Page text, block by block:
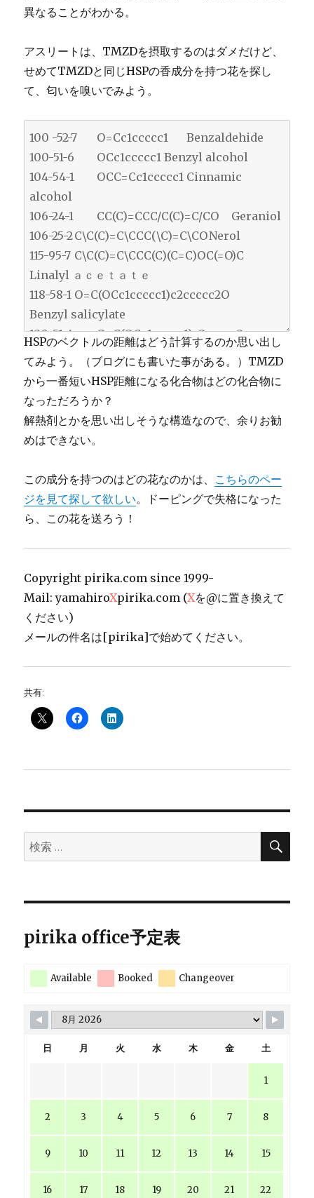
異なることがわかる。
アスリートは、TMZDを摂取するのはダメだけど、
せめてTMZDと同じHSPの香成分を持つ花を探し
て、匂いを嗅いでみよう。
HSPのベクトルの距離はどう計算するのか思い出し
てみよう。（ブログにも書いた事がある。）TMZD
から一番短いHSP距離になる化合物はどの化合物に
なっただろうか？
解熱剤とかを思い出しそうな構造なので、余りお勧
めはできない。
この成分を持つのはどの花なのかは、 こちらのペー
ジを見て探して欲しい。ドーピングで失格になった
ら、この花を送ろう！
Copyright pirika.com since 1999-
Mail: yamahiroXpirika.com (Xを@に置き換えて
ください)
メールの件名は[pirika]で始めてください。
共有:
検
索:
検
pirika office予定表
Available Booked Changeover
日 月 火 水 木 金 土
1
2 3 4 5 6 7 8
9 10 11 12 13 14 15
16 17 18 19 20 21 22